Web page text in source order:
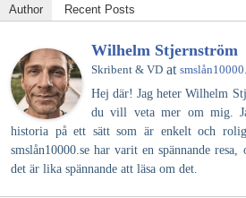
Author Recent Posts
Wilhelm Stjernström
Skribent & VD at
Hej där! Jag heter Wilhelm
du vill veta mer om mig.
historia på ett sätt som är enkelt och
smslån10000.se har varit en spännande
det är lika spännande att läsa om det.